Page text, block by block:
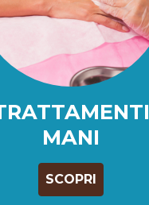
MANI
SCOPRI